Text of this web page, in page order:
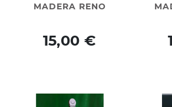
MADERA RENO
15,00 €